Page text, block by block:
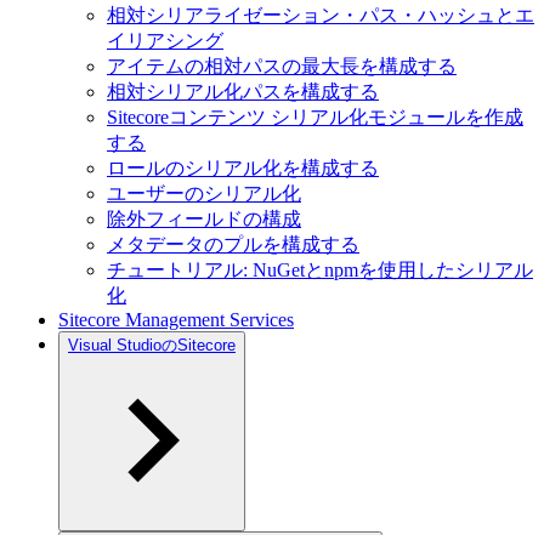
相対シリアライゼーション・パス・ハッシュとエ
イリアシング
アイテムの相対パスの最大長を構成する
相対シリアル化パスを構成する
Sitecoreコンテンツ シリアル化モジュールを作成
する
ロールのシリアル化を構成する
ユーザーのシリアル化
除外フィールドの構成
メタデータのプルを構成する
チュートリアル: NuGetとnpmを使用したシリアル
化
Sitecore Management Services
Visual StudioのSitecore